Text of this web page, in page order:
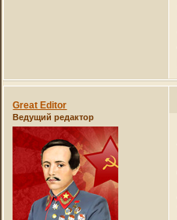
Great Editor
Ведущий редактор